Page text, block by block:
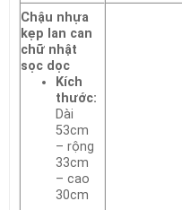
Chậu nhựa
kẹp lan can
chữ nhật
sọc dọc
Kích
thước:
Dài
53cm
– rộng
33cm
– cao
30cm